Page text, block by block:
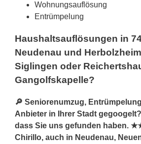
Wohnungsauflösung
Entrümpelung
Haushaltsauflösungen in
Neudenau und
Siglingen oder
Gangolfskapelle?
🔎 Seniorenumzug,
Anbieter in Ihrer Stadt
dass Sie uns gefunden haben.
Chirillo, auch in Neudenau,